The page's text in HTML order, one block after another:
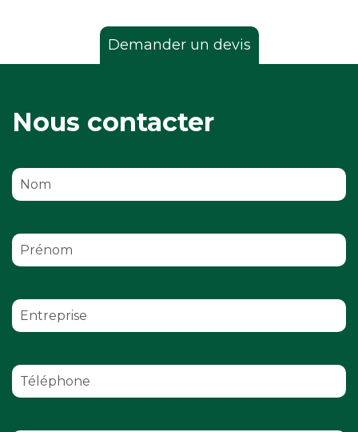
Demander un devis
Demander un devis
Nous contacter